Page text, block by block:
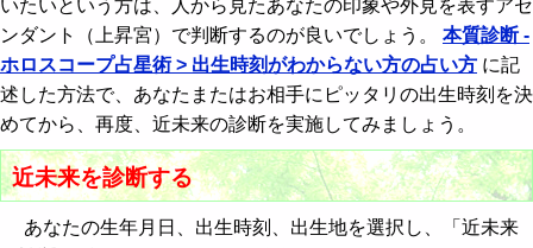
いたいという方は、人から見たあなたの印象や外見を表すアセ
ンダント（上昇宮）で判断するのが良いでしょう。 本質診断 -
ホロスコープ占星術 > 出生時刻がわからない方の占い方 に記
述した方法で、あなたまたはお相手にピッタリの出生時刻を決
めてから、再度、近未来の診断を実施してみましょう。
近未来を診断する
あなたの生年月日、出生時刻、出生地を選択し、「近未来